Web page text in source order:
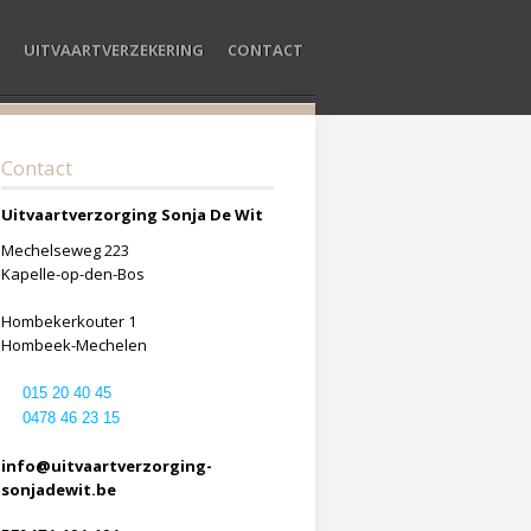
UITVAARTVERZEKERING CONTACT
Contact
Uitvaartverzorging Sonja De Wit
Mechelseweg 223
Kapelle-op-den-Bos
Hombekerkouter 1
Hombeek-Mechelen
015 20 40 45
0478 46 23 15
info@uitvaartverzorging-
sonjadewit.be